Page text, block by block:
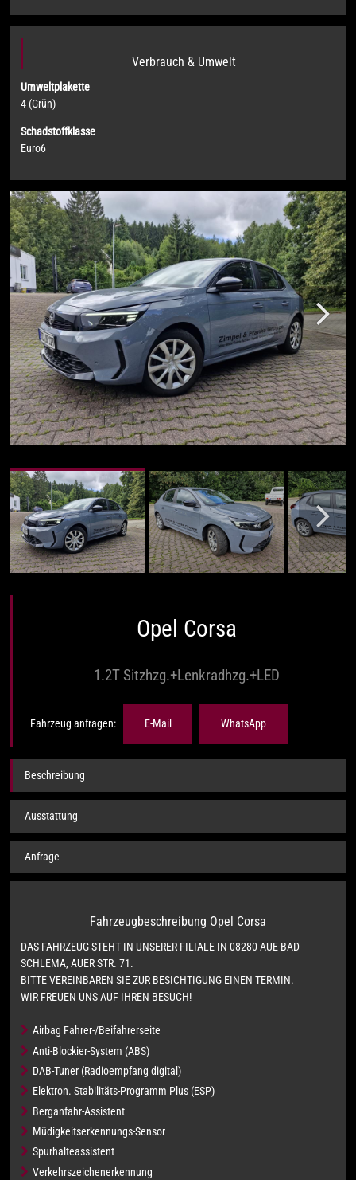
Verbrauch & Umwelt
Umweltplakette
4 (Grün)
Schadstoffklasse
Euro6
Opel Corsa
1.2T Sitzhzg.+Lenkradhzg.+LED
Fahrzeug anfragen: E-Mail WhatsApp
Beschreibung
Ausstattung
Anfrage
Fahrzeugbeschreibung Opel Corsa
DAS FAHRZEUG STEHT IN UNSERER FILIALE IN 08280 AUE-BAD
SCHLEMA, AUER STR. 71.
BITTE VEREINBAREN SIE ZUR BESICHTIGUNG EINEN TERMIN.
WIR FREUEN UNS AUF IHREN BESUCH!
Airbag Fahrer-/Beifahrerseite
Anti-Blockier-System (ABS)
DAB-Tuner (Radioempfang digital)
Elektron. Stabilitäts-Programm Plus (ESP)
Berganfahr-Assistent
Müdigkeitserkennungs-Sensor
Spurhalteassistent
Verkehrszeichenerkennung